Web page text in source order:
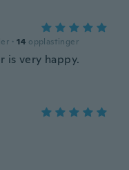
· 14 opplastinger
is very happy.